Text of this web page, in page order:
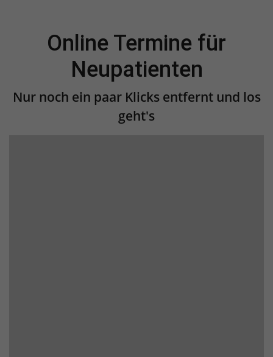
Online Termine für
Neupatienten
Nur noch ein paar Klicks entfernt und los
geht's
Einstellungen.